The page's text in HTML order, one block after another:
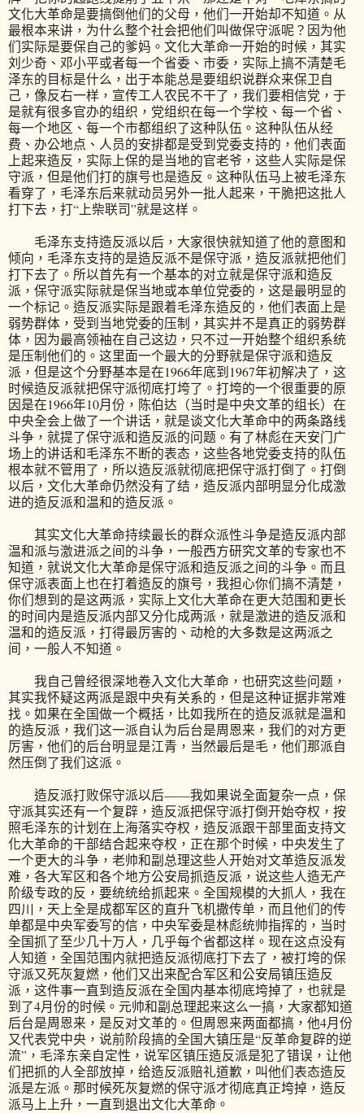
文化大革命是要搞倒他们的父母，他们一开始却不知道。从
最根本来讲，为什么整个社会把他们叫做保守派呢？因为他
们实际是要保自己的爹妈。文化大革命一开始的时候，其实
刘少奇、邓小平或者每一个省委、市委，实际上搞不清楚毛
泽东的目标是什么，出于本能总是要组织说群众来保卫自
己，像反右一样，宣传工人农民不干了，我们要相信党，于
是就有很多官办的组织，党组织在每一个学校、每一个省、
每一个地区、每一个市都组织了这种队伍。这种队伍从经
费、办公地点、人员的安排都是受到党委支持的，他们表面
上起来造反，实际上保的是当地的官老爷，这些人实际是保
守派，但是他们打的旗号也是造反。这种队伍马上被毛泽东
看穿了，毛泽东后来就动员另外一批人起来，干脆把这批人
打下去，打“上柴联司”就是这样。
毛泽东支持造反派以后，大家很快就知道了他的意图和
倾向，毛泽东支持的是造反派不是保守派，造反派就把他们
打下去了。所以首先有一个基本的对立就是保守派和造反
派，保守派实际就是保当地或本单位党委的，这是最明显的
一个标记。造反派实际是跟着毛泽东造反的，他们表面上是
弱势群体，受到当地党委的压制，其实并不是真正的弱势群
体，因为最高领袖在自己这边，只不过一开始整个组织系统
是压制他们的。这里面一个最大的分野就是保守派和造反
派，但是这个分野基本是在1966年底到1967年初解决了，这
时候造反派就把保守派彻底打垮了。打垮的一个很重要的原
因是在1966年10月份，陈伯达（当时是中央文革的组长）在
中央全会上做了一个讲话，就是谈文化大革命中的两条路线
斗争，就提了保守派和造反派的问题。有了林彪在天安门广
场上的讲话和毛泽东不断的表态，这些各地党委支持的队伍
根本就不管用了，所以造反派就彻底把保守派打倒了。打倒
以后，文化大革命仍然没有了结，造反派内部明显分化成激
进的造反派和温和的造反派。
其实文化大革命持续最长的群众派性斗争是造反派内部
温和派与激进派之间的斗争，一般西方研究文革的专家也不
知道，就说文化大革命是保守派和造反派之间的斗争。而且
保守派表面上也在打着造反的旗号，我担心你们搞不清楚，
你们想到的是这两派，实际上文化大革命在更大范围和更长
的时间内是造反派内部又分化成两派，就是激进的造反派和
温和的造反派，打得最厉害的、动枪的大多数是这两派之
间，一般人不知道。
我自己曾经很深地卷入文化大革命，也研究这些问题，
其实我怀疑这两派是跟中央有关系的，但是这种证据非常难
找。如果在全国做一个概括，比如我所在的造反派就是温和
的造反派，我们这一派自认为后台是周恩来，我们的对方更
厉害，他们的后台明显是江青，当然最后是毛，他们那派自
然压倒了我们这派。
造反派打败保守派以后——我如果说全面复杂一点，保
守派其实还有一个复辟，造反派把保守派打倒开始夺权，按
照毛泽东的计划在上海落实夺权，造反派跟干部里面支持文
化大革命的干部结合起来夺权，正在那个时候，中央发生了
一个更大的斗争，老帅和副总理这些人开始对文革造反派发
难，各大军区和各个地方公安局抓造反派，说这些人造无产
阶级专政的反，要统统给抓起来。全国规模的大抓人，我在
四川，天上全是成都军区的直升飞机撒传单，而且他们的传
单都是中央军委写的信，中央军委是林彪统帅指挥的，当时
全国抓了至少几十万人，几乎每个省都这样。现在这点没有
人知道，全国范围内就把造反派彻底打下去了，被打垮的保
守派又死灰复燃，他们又出来配合军区和公安局镇压造反
派，这件事一直到造反派在全国内基本彻底垮掉了，也就是
到了4月份的时候。元帅和副总理起来这么一搞，大家都知道
后台是周恩来，是反对文革的。但周恩来两面都搞，他4月份
又代表党中央，说前阶段搞的全国大镇压是“反革命复辟的逆
流”，毛泽东亲自定性，说军区镇压造反派是犯了错误，让他
们把抓的人全部放掉，给造反派赔礼道歉，叫他们表态造反
派是左派。那时候死灰复燃的保守派才彻底真正垮掉，造反
派马上上升，一直到退出文化大革命。